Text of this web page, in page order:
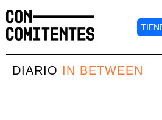
DIARIO IN BETWEEN